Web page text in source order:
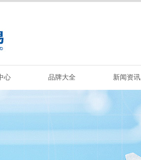
心 品牌大全 新闻资讯